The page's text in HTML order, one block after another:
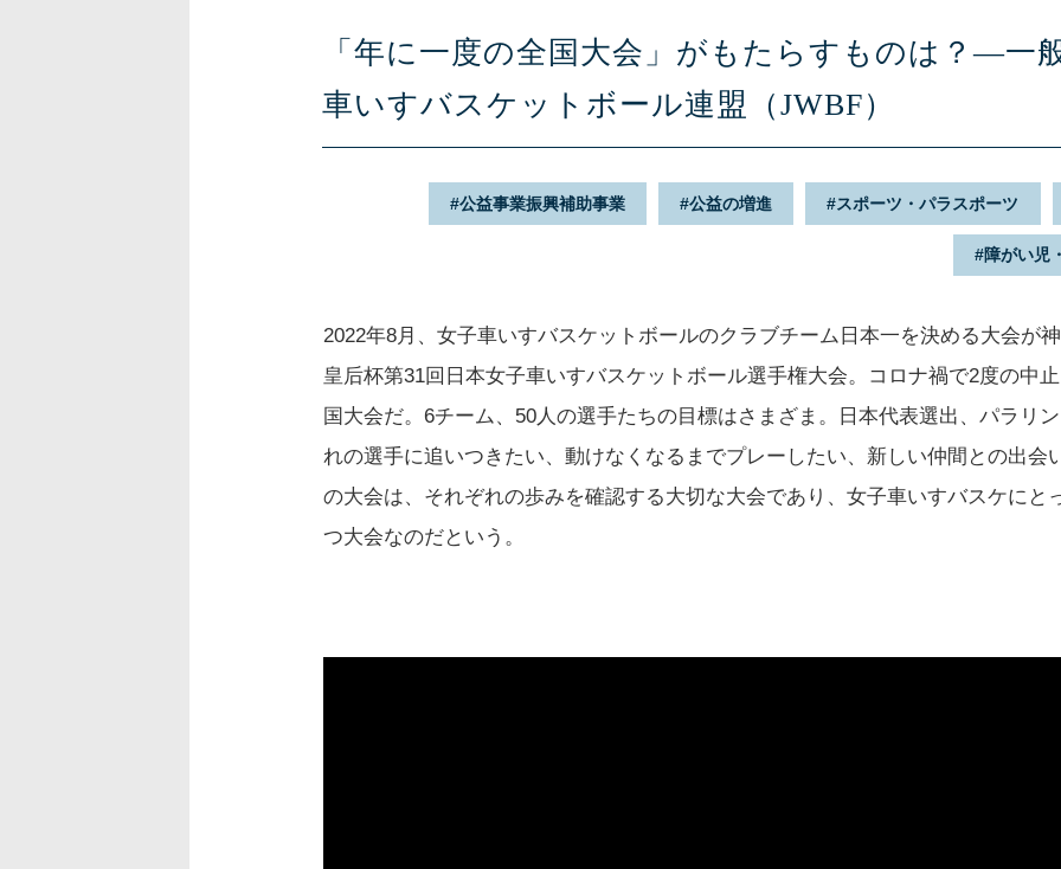
「年に一度の全国大会」がもたらすものは？—一
車いすバスケットボール連盟（JWBF）
公益事業振興補助事業 公益の増進 スポーツ・パラスポーツ
障がい児
2022年8月、女子車いすバスケットボールのクラブチーム日本一を決める大会が
皇后杯第31回日本女子車いすバスケットボール選手権大会。コロナ禍で2度の中
国大会だ。6チーム、50人の選手たちの目標はさまざま。日本代表選出、パラリ
れの選手に追いつきたい、動けなくなるまでプレーしたい、新しい仲間との出
の大会は、それぞれの歩みを確認する大切な大会であり、女子車いすバスケにと
つ大会なのだという。